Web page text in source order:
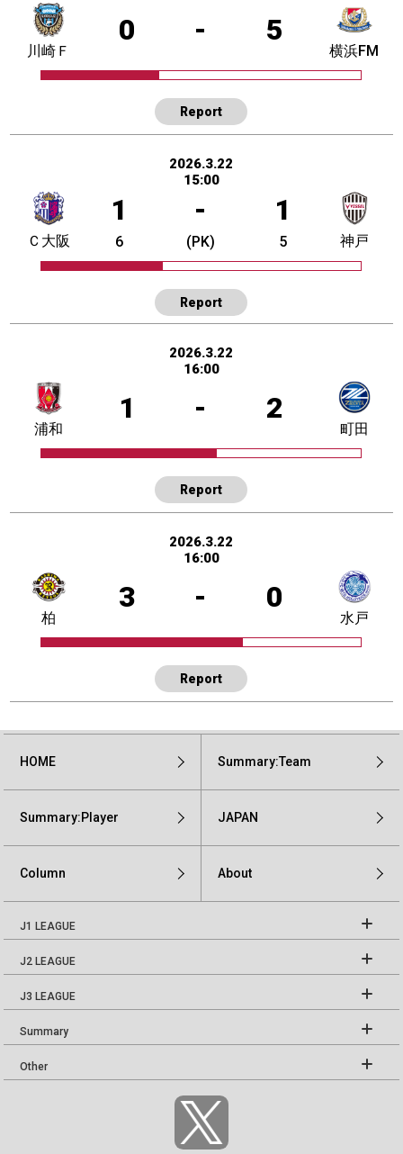
0 - 5
川崎Ｆ 横浜FM
Report
2026.3.22
15:00
1 - 1
Ｃ大阪 6 (PK) 5 神戸
Report
2026.3.22
16:00
1 - 2
浦和 町田
Report
2026.3.22
16:00
3 - 0
柏 水戸
Report
HOME Summary:Team
Summary:Player JAPAN
Column About
J1 LEAGUE
J2 LEAGUE
J3 LEAGUE
Summary
Other